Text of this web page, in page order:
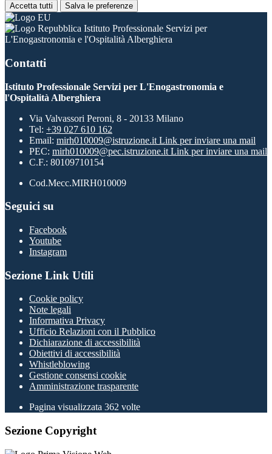
Accetta tutti Salva le preferenze
Istituto Professionale Servizi per
L'Enogastronomia e l'Ospitalità Alberghiera
Contatti
Istituto Professionale Servizi per L'Enogastronomia e
l'Ospitalità Alberghiera
Via Valvassori Peroni, 8 - 20133 Milano
Tel: +39 027 610 162
Email: mirh010009@istruzione.it Link per inviare una mail
PEC: mirh010009@pec.istruzione.it Link per inviare una mail
C.F.: 80109710154
Cod.Mecc.MIRH010009
Seguici su
Facebook
Youtube
Instagram
Sezione Link Utili
Cookie policy
Note legali
Informativa Privacy
Ufficio Relazioni con il Pubblico
Dichiarazione di accessibilità
Obiettivi di accessibilità
Whistleblowing
Gestione consensi cookie
Amministrazione trasparente
Pagina visualizzata 362 volte
Sezione Copyright